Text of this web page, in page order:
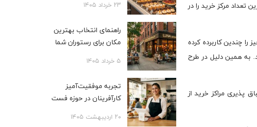
تعداد مرکز خرید را در
چندین کاربرده کرده
به همین دلیل در طرح
پذیری مراکز خرید از
۲۳ خرداد ۱۴۰۵
راهنمای انتخاب بهترین
مکان برای رستوران شما
۵ خرداد ۱۴۰۵
تجربه موفقیت‌آمیز
کارآفرینان در حوزه فست
۲۰ اردیبهشت ۱۴۰۵